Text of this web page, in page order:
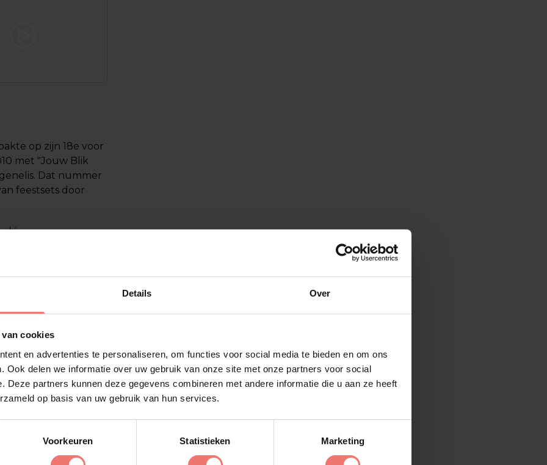
Details Over
cookies
en advertenties te personaliseren, om functies voor social media te bieden en om ons
Ook delen we informatie over uw gebruik van onze site met onze partners voor social
Deze partners kunnen deze gegevens combineren met andere informatie die u aan ze heeft
op basis van uw gebruik van hun services.
Voorkeuren Statistieken Marketing
op zijn 18e voor
met "Jouw Blik
Dat nummer
feestsets door
in Concert
van 200.000
programma
NL Awards en
voor twee van zijn
zijn ook live
te geven in
vastgelegd in het
met La$$a,
die bewezen